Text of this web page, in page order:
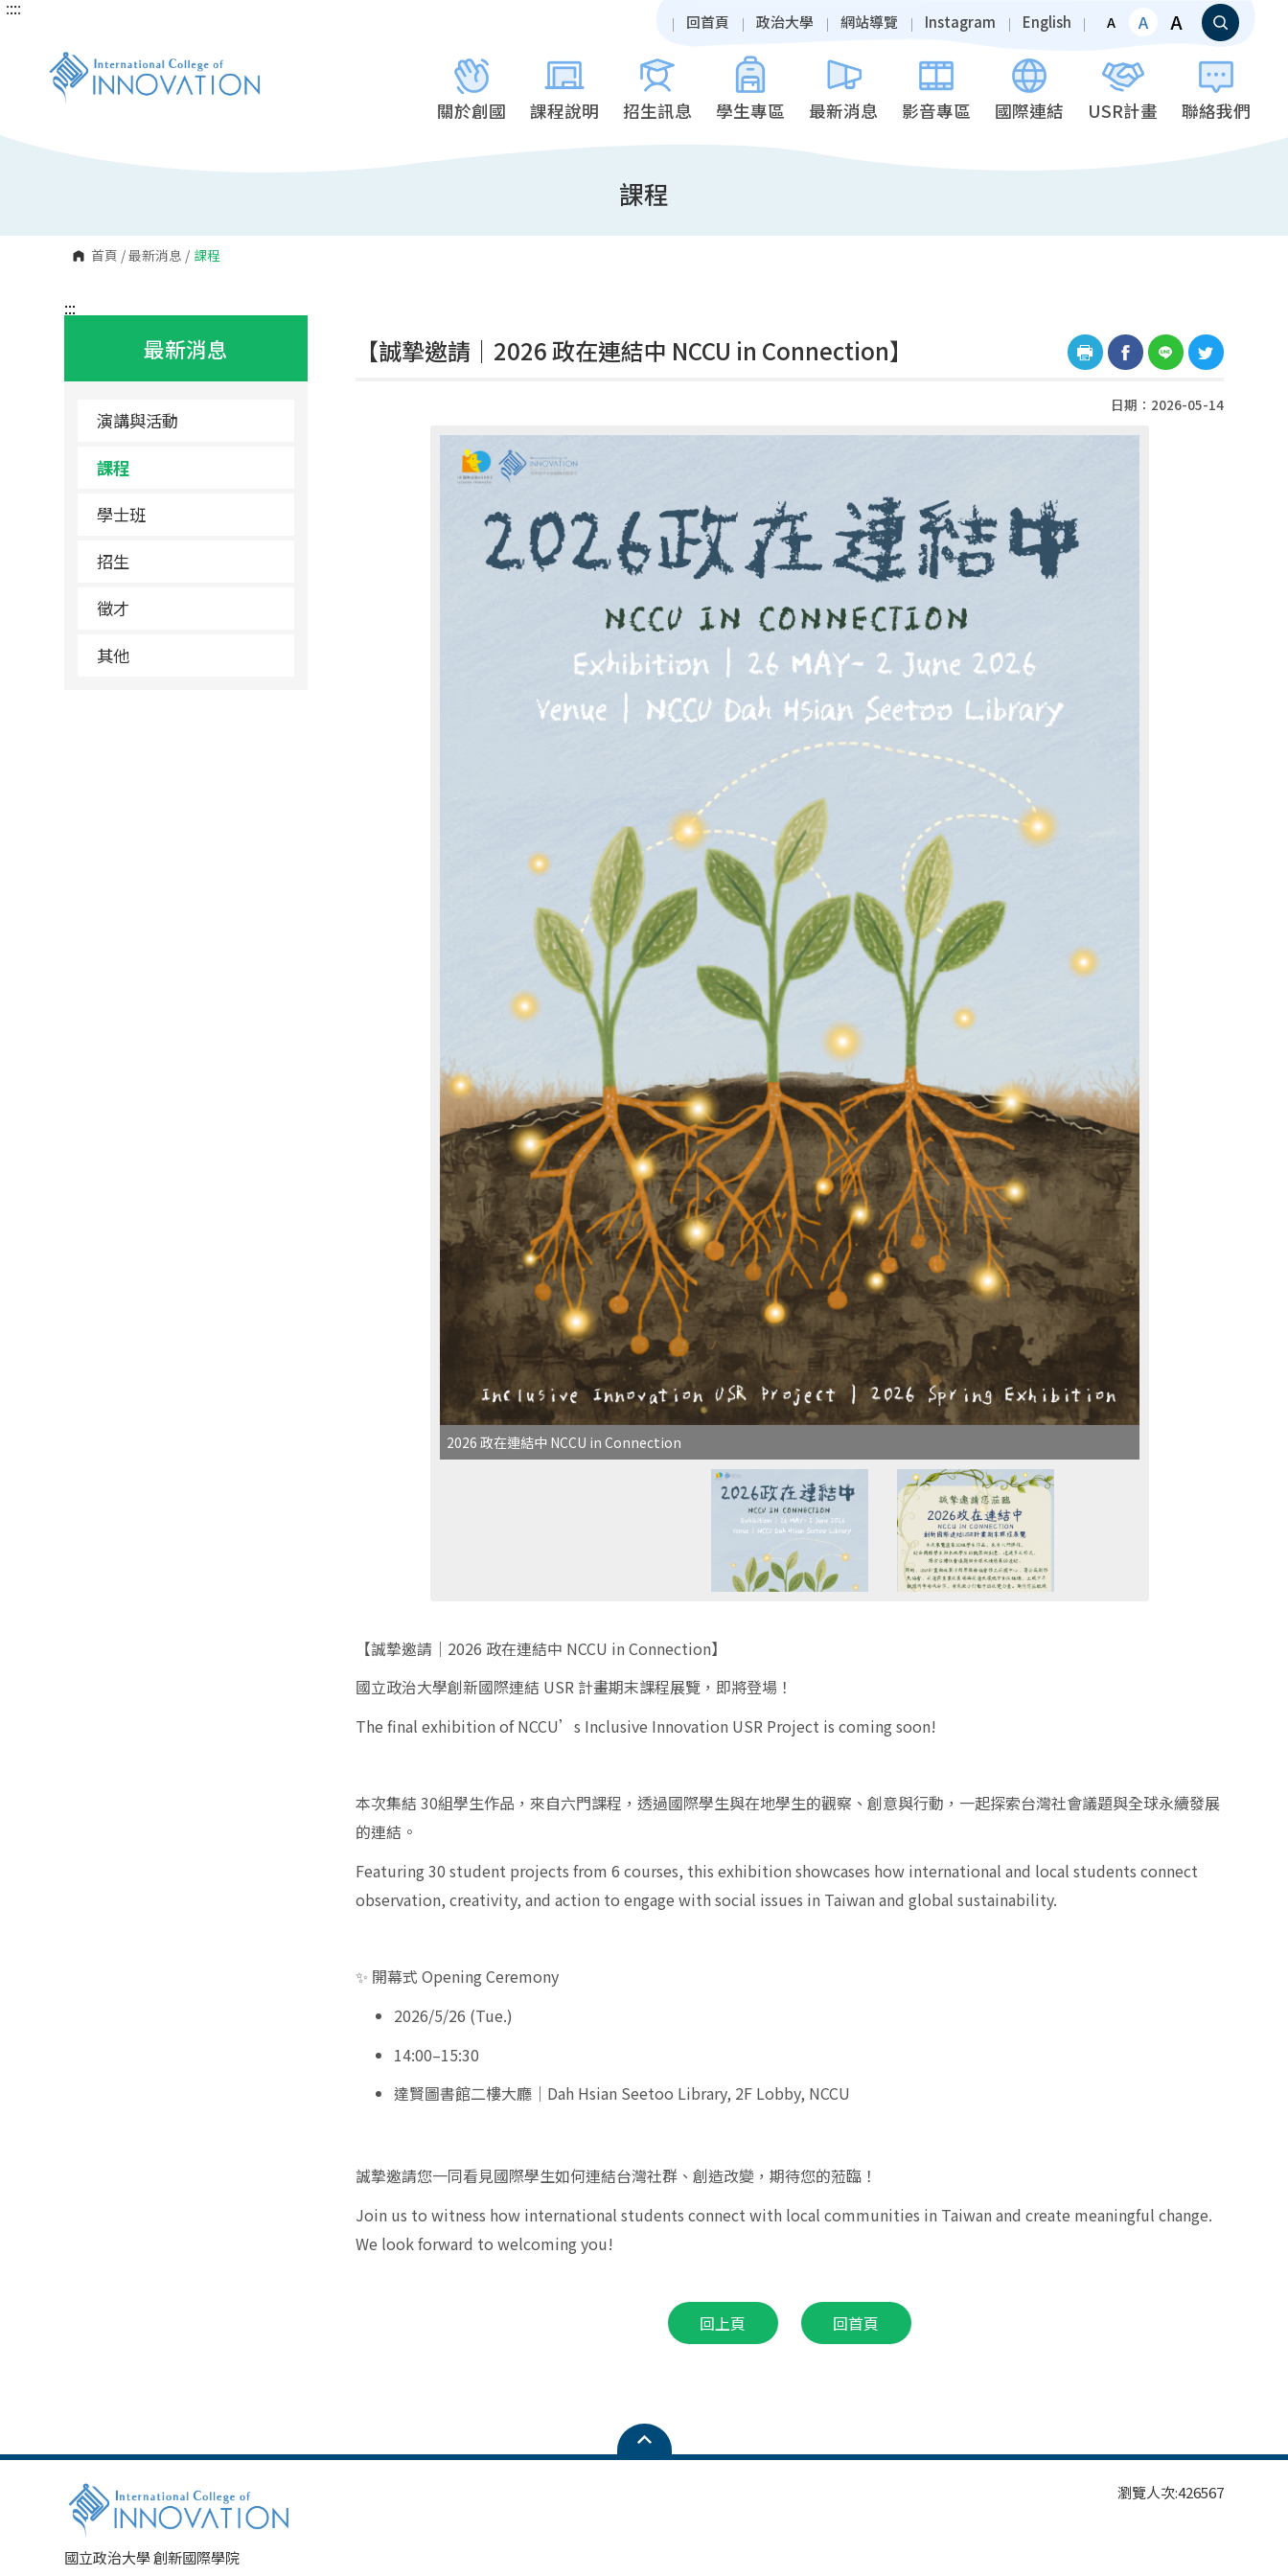
跳
:::
回首頁 政治大學 網站導覽 Instagram English A A A
關於創國 課程說明 招生訊息 學生專區 最新消息 影音專區 國際連結 USR計畫 聯絡我們
課程
首頁 /最新消息 / 課程
:::
最新消息
演講與活動
課程
學士班
招生
徵才
其他
:::
【誠摯邀請｜2026 政在連結中 NCCU in Connection】
日期：2026-05-14
2026 政在連結中 NCCU in Connection
【誠摯邀請｜2026 政在連結中 NCCU in Connection】
國立政治大學創新國際連結 USR 計畫期末課程展覽，即將登場！
The final exhibition of NCCU’s Inclusive Innovation USR Project is coming soon!
本次集結 30組學生作品，來自六門課程，透過國際學生與在地學生的觀察、創意與行動，一起探索台灣社會議題與全球永續發展
的連結。
Featuring 30 student projects from 6 courses, this exhibition showcases how international and local students connect
observation, creativity, and action to engage with social issues in Taiwan and global sustainability.
✨ 開幕式 Opening Ceremony
2026/5/26 (Tue.)
14:00–15:30
達賢圖書館二樓大廳｜Dah Hsian Seetoo Library, 2F Lobby, NCCU
誠摯邀請您一同看見國際學生如何連結台灣社群、創造改變，期待您的蒞臨！
Join us to witness how international students connect with local communities in Taiwan and create meaningful change.
We look forward to welcoming you!
回上頁 回首頁
國立政治大學 創新國際學院
瀏覽人次:426567